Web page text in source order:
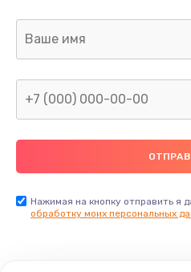
Замена
890
Нажимая на кнопку отправить я
обработку моих персональных